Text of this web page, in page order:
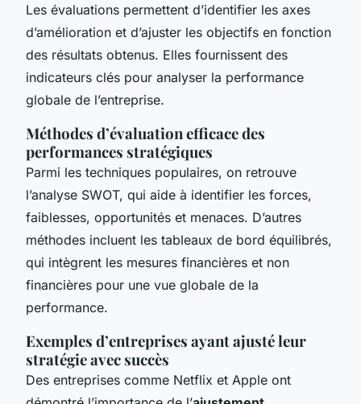
Les évaluations permettent d’identifier les axes
d’amélioration et d’ajuster les objectifs en fonction
des résultats obtenus. Elles fournissent des
indicateurs clés pour analyser la performance
globale de l’entreprise.
Méthodes d’évaluation efficace des
performances stratégiques
Parmi les techniques populaires, on retrouve
l’analyse SWOT, qui aide à identifier les forces,
faiblesses, opportunités et menaces. D’autres
méthodes incluent les tableaux de bord équilibrés,
qui intègrent les mesures financières et non
financières pour une vue globale de la
performance.
Exemples d’entreprises ayant ajusté leur
stratégie avec succès
Des entreprises comme Netflix et Apple ont